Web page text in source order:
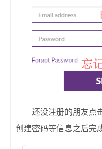
还没注册的朋友点
创建密码等信息之后完